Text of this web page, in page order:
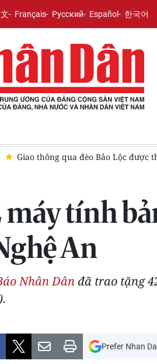
Français Русский Español 한국어
tìm kiếm du khách mất tích trên
tính
An
Nhân Dânđã trao tặng
).
Prefer Nhan